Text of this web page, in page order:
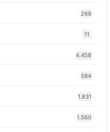
269
11
4.458
584
1.831
1.560